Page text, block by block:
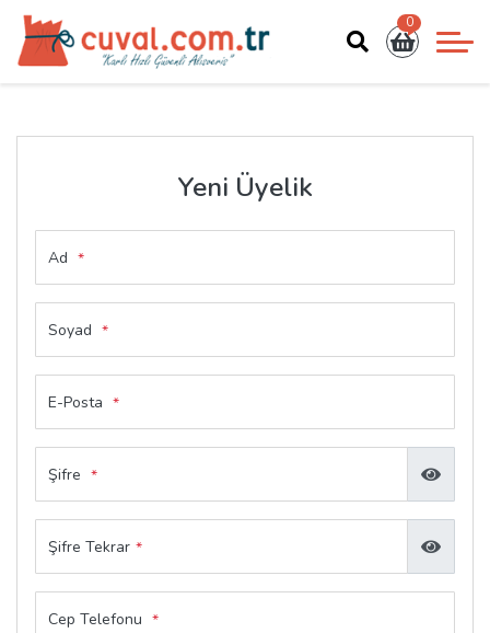
0
Yeni Üyelik
Ad *
Soyad *
E-Posta *
Şifre *
Şifre Tekrar *
Cep Telefonu *